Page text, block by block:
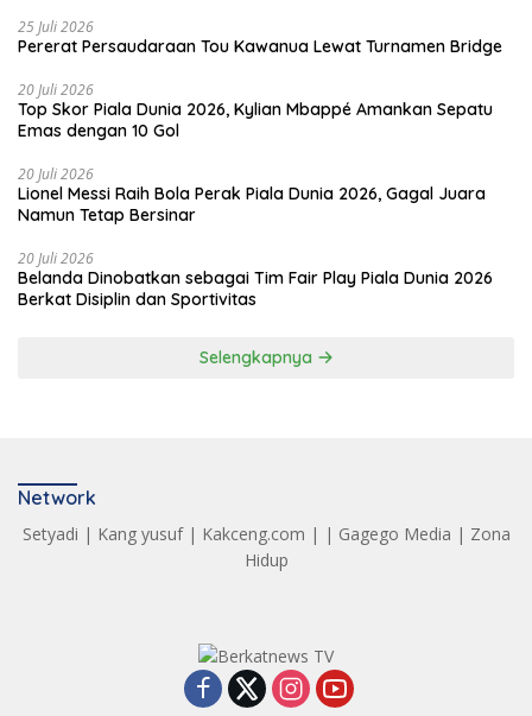
25 Juli 2026
Pererat Persaudaraan Tou Kawanua Lewat Turnamen Bridge
20 Juli 2026
Top Skor Piala Dunia 2026, Kylian Mbappé Amankan Sepatu
Emas dengan 10 Gol
20 Juli 2026
Lionel Messi Raih Bola Perak Piala Dunia 2026, Gagal Juara
Namun Tetap Bersinar
20 Juli 2026
Belanda Dinobatkan sebagai Tim Fair Play Piala Dunia 2026
Berkat Disiplin dan Sportivitas
Selengkapnya
Network
Setyadi | Kang yusuf| Kakceng.com | | Gagego Media | Zona
Hidup